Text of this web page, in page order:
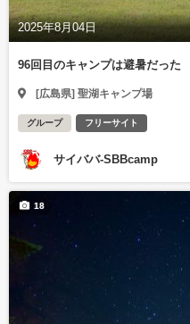
2025年8月04日
96回目のキャンプは避暑だった
[広島県] 聖湖キャンプ場
グループ フリーサイト
サイババ-SBBcamp
18